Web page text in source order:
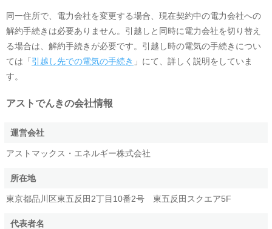
同一住所で、電力会社を変更する場合、現在契約中の電力会社への
解約手続きは必要ありません。引越しと同時に電力会社を切り替え
る場合は、解約手続きが必要です。引越し時の電気の手続きについ
ては「引越し先での電気の手続き 」にて、詳しく説明をしていま
す。
アストでんきの会社情報
運営会社
アストマックス・エネルギー株式会社
所在地
東京都品川区東五反田2丁目10番2号 東五反田スクエア5F
代表者名